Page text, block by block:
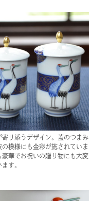
寄り添うデザイン。蓋のつまみ
の模様にも金彩が施されていま
豪華でお祝いの贈り物にも大変
す。